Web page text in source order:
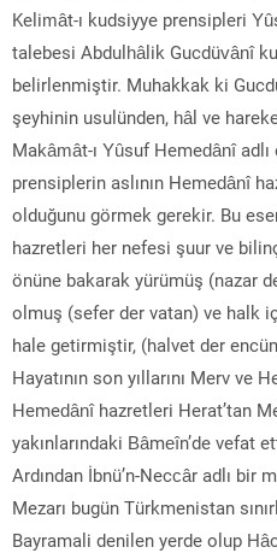
Kelimât-ı kudsiyye prensipleri
talebesi Abdulhâlik Gucdüvânî
belirlenmiştir. Muhakkak ki
şeyhinin usulünden, hâl ve
Makâmât-ı Yûsuf Hemedânî adlı
prensiplerin aslının Hemedânî
olduğunu görmek gerekir. Bu
hazretleri her nefesi şuur ve
önüne bakarak yürümüş (nazar
olmuş (sefer der vatan) ve halk
hale getirmiştir, (halvet der
Hayatının son yıllarını Merv ve
Hemedânî hazretleri Herat’tan
yakınlarındaki Bâmeîn’de vefat
Ardından İbnü’n-Neccâr adlı bir
Mezarı bugün Türkmenistan
Bayramali denilen yerde olup